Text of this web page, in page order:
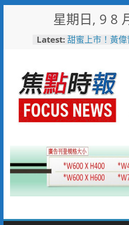
星期日, 9 8
Latest: 甜蜜上市！黃
臺鐵高雄機廠
樂園 陳其邁:保
憶！
「火車醫院」變
雄親子遊樂園
「高雄親子樂
大免費園區首
起於無心成於
水墨個展